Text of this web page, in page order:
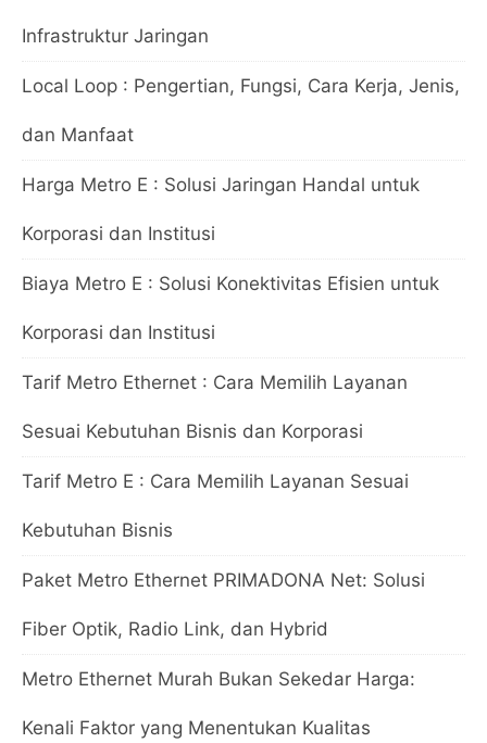
Infrastruktur Jaringan
Local Loop : Pengertian, Fungsi, Cara Kerja, Jenis,
dan Manfaat
Harga Metro E : Solusi Jaringan Handal untuk
Korporasi dan Institusi
Biaya Metro E : Solusi Konektivitas Efisien untuk
Korporasi dan Institusi
Tarif Metro Ethernet : Cara Memilih Layanan
Sesuai Kebutuhan Bisnis dan Korporasi
Tarif Metro E : Cara Memilih Layanan Sesuai
Kebutuhan Bisnis
Paket Metro Ethernet PRIMADONA Net: Solusi
Fiber Optik, Radio Link, dan Hybrid
Metro Ethernet Murah Bukan Sekedar Harga:
Kenali Faktor yang Menentukan Kualitas